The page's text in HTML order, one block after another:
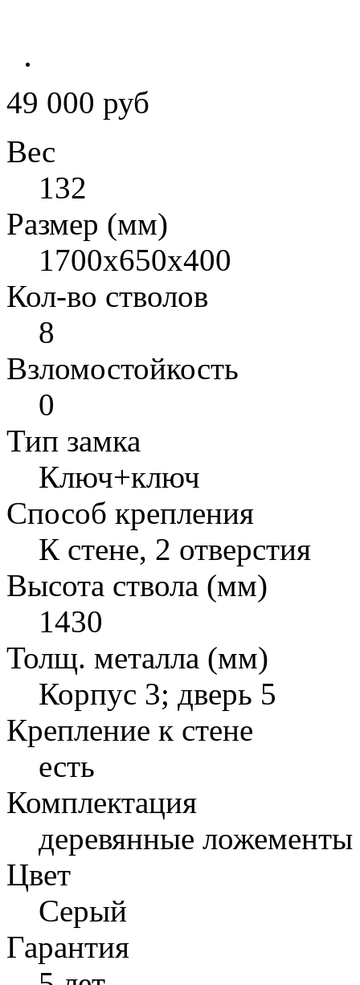
49 000 руб
Вес
132
Размер (мм)
1700х650х400
Кол-во стволов
8
Взломостойкость
0
Тип замка
Ключ+ключ
Способ крепления
К стене, 2 отверстия
Высота ствола (мм)
1430
Толщ. металла (мм)
Корпус 3; дверь 5
Крепление к стене
есть
Комплектация
деревянные ложементы
Цвет
Серый
Гарантия